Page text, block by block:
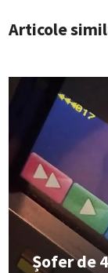
Articole
Șofer de